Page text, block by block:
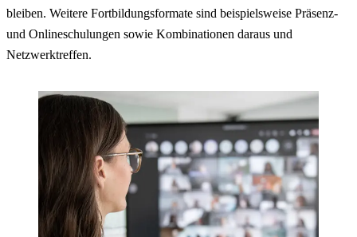
bleiben. Weitere Fortbildungsformate sind beispielsweise Präsenz-
und Onlineschulungen sowie Kombinationen daraus und
Netzwerktreffen.